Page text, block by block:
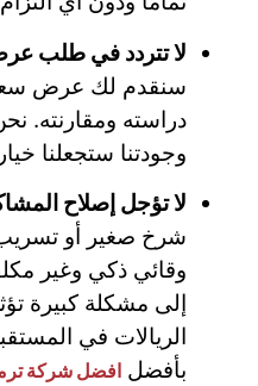
لا تتردد في طلب
سنقدم لك عرض
دراسته ومقارنته.
وجودتنا ستجعلنا
لا تؤجل إصلاح
شرخ صغير أو
وقائي ذكي وغير
إلى مشكلة كبيرة
الريالات في
بأفضل افضل شركة